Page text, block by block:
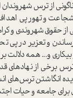
از ترس شهروندان
و تهور پی
حقوق شهروندی و
و تعزیر در
بیکاری و... همه
برخی از نهادهای
انگاشتن ترس‌های
جامعه و حیات